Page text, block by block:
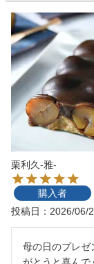
栗利久-雅-
購入者
投稿日
2026/06/
母の日のプレゼ